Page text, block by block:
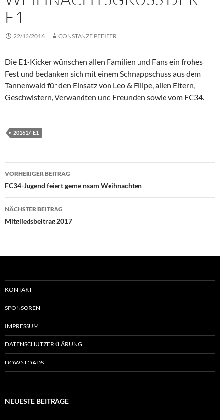
E1
22/12/2016 CONSTANZE PFEIFER
Die E1-Kicker wünschen allen Familien und Fans ein frohes
Fest und bedanken sich mit einem Schnappschuss aus dem
Tannenwald für den Einsatz von Leo & Filipe, allen Eltern,
Geschwistern, Verwandten und Freunden sowie vom FC34.
201617-E1
Beitragsnavigation
VORHERIGER BEITRAG
FC34-Jugend feiert gemeinsam Weihnachten
NÄCHSTER BEITRAG
Mitgliedsbeitrag 2017
KONTAKT
SPONSOREN
IMPRESSUM
DATENSCHUTZERKLÄRUNG
DOWNLOADS
NEUESTE BEITRÄGE